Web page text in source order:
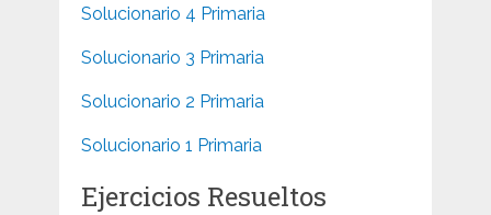
Solucionario 4 Primaria
Solucionario 3 Primaria
Solucionario 2 Primaria
Solucionario 1 Primaria
Ejercicios Resueltos